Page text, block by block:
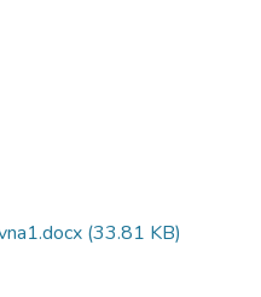
(33.81 KB)